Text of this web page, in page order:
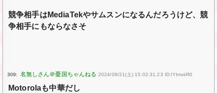
競争相手はMediaTekやサムスンになるんだろうけど、競
争相手にもならなさそ
309: 2024/09/21(土) 15:02:31.23 ID:lYImviiR0
Motorolaも中華だし